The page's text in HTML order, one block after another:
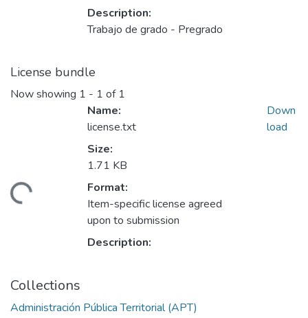
Description:
Trabajo de grado - Pregrado
License bundle
Now showing 1 - 1 of 1
Name:
license.txt
Size:
1.71 KB
Format:
Item-specific license agreed
upon to submission
Description:
Down
load
Collections
Administración Pública Territorial (APT)